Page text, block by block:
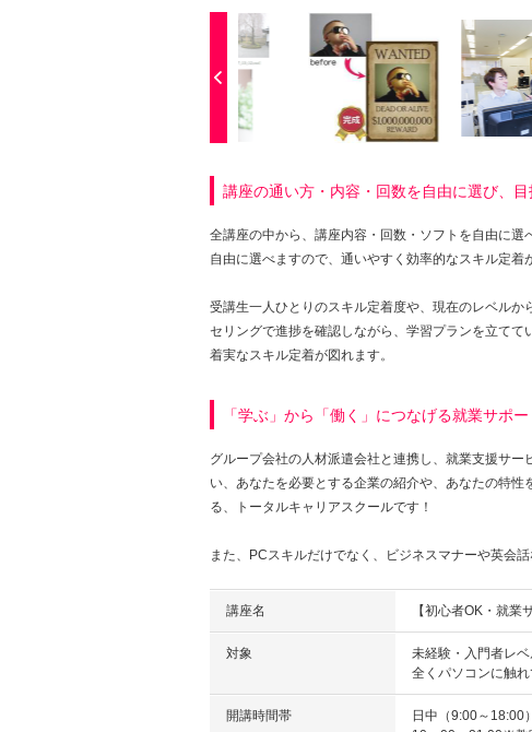
講座の通い方・内容・回数を自由に選び、目
全講座の中から、講座内容・回数・ソフトを自由に
自由に選べますので、通いやすく効率的なスキル定着
受講生一人ひとりのスキル定着度や、現在のレベル
セリングで進捗を確認しながら、学習プランを立てて
着実なスキル定着が図れます。
「学ぶ」から「働く」につなげる就業サポー
グループ会社の人材派遣会社と連携し、就業支援サ
い、あなたを必要とする企業の紹介や、あなたの特
る、トータルキャリアスクールです！
また、PCスキルだけでなく、ビジネスマナーや英会
講座名 【初心者OK・就
対象
未経験・入門者レ
全くパソコンに触
開講時間帯
日中（9:00～18:00